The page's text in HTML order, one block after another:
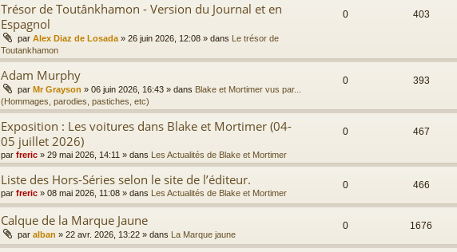
Trésor de Toutânkhamon - Version du Journal et en
Espagnol
par Alex Diaz de Losada» 26 juin 2026, 12:08 » dans Le trésor de
Toutankhamon
0 403
Adam Murphy
par Mr Grayson » 06 juin 2026, 16:43 » dans Blake et Mortimer vus par...
(Hommages, parodies, pastiches, etc)
0 393
Exposition : Les voitures dans Blake et Mortimer (04-
05 juillet 2026)
par freric » 29 mai 2026, 14:11 » dans Les Actualités de Blake et Mortimer
0 467
Liste des Hors-Séries selon le site de l’éditeur.
par freric » 08 mai 2026, 11:08 » dans Les Actualités de Blake et Mortimer
0 466
Calque de la Marque Jaune
par alban » 22 avr. 2026, 13:22 » dans La Marque jaune
0 1676